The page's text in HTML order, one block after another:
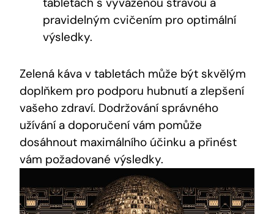
pravidelným cvičením pro optimální
výsledky.
Zelená káva v tabletách může být skvělým
doplňkem pro podporu hubnutí a zlepšení
vašeho zdraví. Dodržování správného
užívání a doporučení vám pomůže
dosáhnout maximálního účinku a přinést
vám požadované výsledky.